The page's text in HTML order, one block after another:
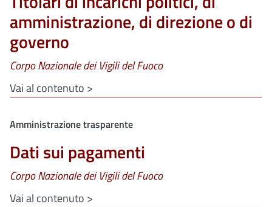
amministrazione, di direzione o di
governo
Corpo Nazionale dei Vigili del Fuoco
Vai al contenuto >
Clone di
Amministrazione trasparente
Dati sui pagamenti
Corpo Nazionale dei Vigili del Fuoco
Vai al contenuto >